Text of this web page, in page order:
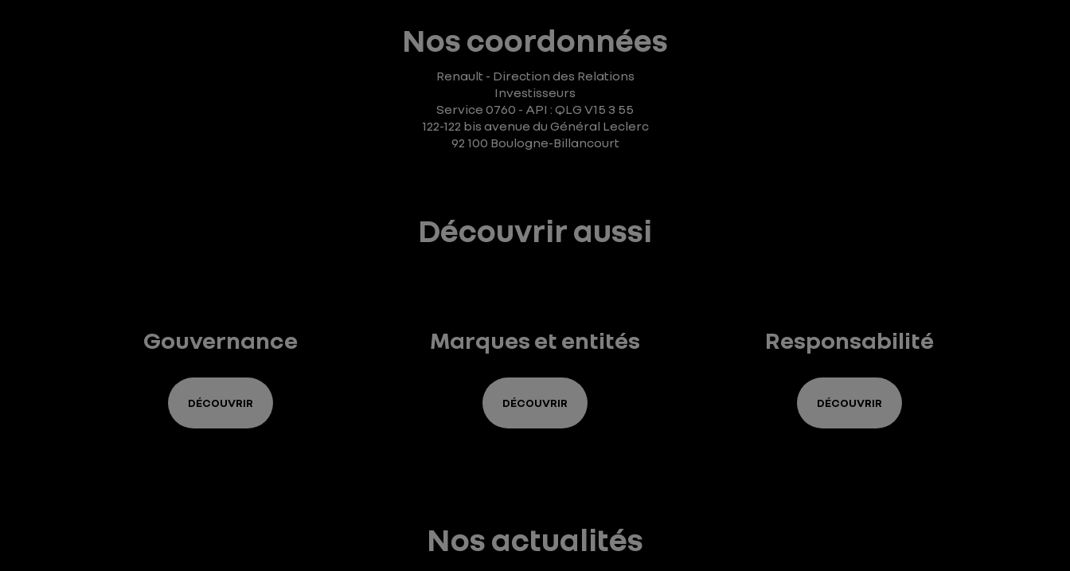
Nos coordonnées
Renault - Direction des Relations
Investisseurs
Service 0760 - API : QLG V15 3 55
122-122 bis avenue du Général Leclerc
92 100 Boulogne-Billancourt
Découvrir aussi
Gouvernance
DÉCOUVRIR
Marques et entités
DÉCOUVRIR
Responsabilité
DÉCOUVRIR
Nos actualités